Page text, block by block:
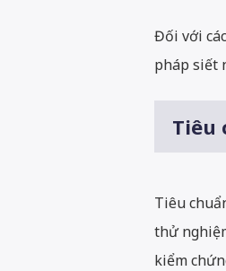
Đối với
pháp siết
Tiêu
Tiêu
thử
kiểm